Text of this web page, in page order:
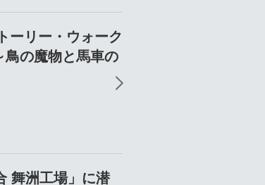
ーリー・ウォーク
鳥の魔物と馬車の
舞洲工場」に潜